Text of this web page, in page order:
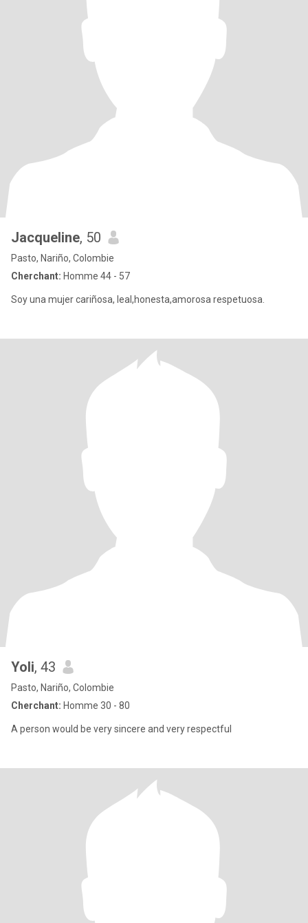
Jacqueline, 50
Pasto, Nariño, Colombie
Cherchant: Homme 44 - 57
Soy una mujer cariñosa, leal,honesta,amorosa respetuosa.
Yoli, 43
Pasto, Nariño, Colombie
Cherchant: Homme 30 - 80
A person would be very sincere and very respectful